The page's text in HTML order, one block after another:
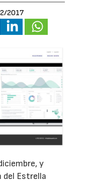
2017
y
del Estrella